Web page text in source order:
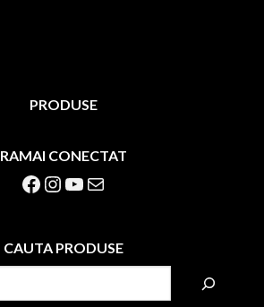
PRODUSE
RAMAI CONECTAT
Facebook Instagram YouTube Mail
CAUTA PRODUSE